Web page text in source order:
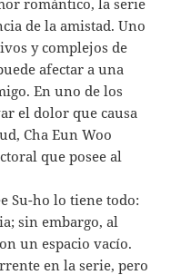
de la amistad. Uno
y complejos de
afectar a una
En uno de los
el dolor que causa
Cha Eun Woo
que posee al
Su-ho lo tiene todo:
sin embargo, al
un espacio vacío.
en la serie, pero